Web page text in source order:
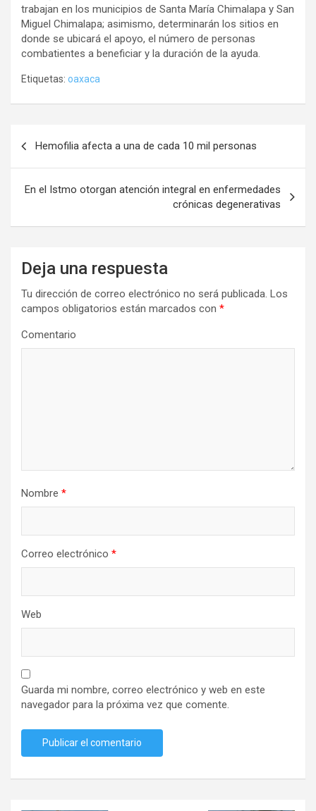
trabajan en los municipios de Santa María Chimalapa y San
Miguel Chimalapa; asimismo, determinarán los sitios en
donde se ubicará el apoyo, el número de personas
combatientes a beneficiar y la duración de la ayuda.
Etiquetas: oaxaca
entradas
Hemofilia afecta a una de cada 10 mil personas
En el Istmo otorgan atención integral en enfermedades
crónicas degenerativas
Deja una respuesta
Tu dirección de correo electrónico no será publicada. Los
campos obligatorios están marcados con *
Comentario
Nombre *
Correo electrónico *
Web
Guarda mi nombre, correo electrónico y web en este
navegador para la próxima vez que comente.